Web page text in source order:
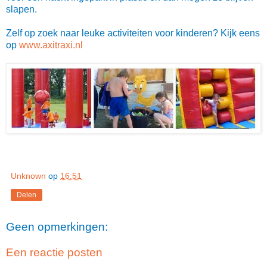
slapen.
Zelf op zoek naar leuke activiteiten voor kinderen? Kijk eens
op www.axitraxi.nl
Unknown op 16:51
Delen
Geen opmerkingen:
Een reactie posten